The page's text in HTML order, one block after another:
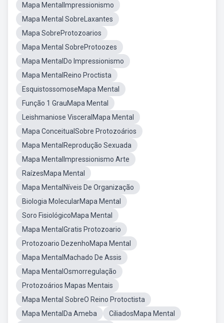
Mapa MentalImpressionismo
Mapa Mental SobreLaxantes
Mapa SobreProtozoarios
Mapa Mental SobreProtoozes
Mapa MentalDo Impressionismo
Mapa MentalReino Proctista
EsquistossomoseMapa Mental
Função 1 GrauMapa Mental
Leishmaniose VisceralMapa Mental
Mapa ConceitualSobre Protozoários
Mapa MentalReprodução Sexuada
Mapa MentalImpressionismo Arte
RaízesMapa Mental
Mapa MentalNíveis De Organização
Biologia MolecularMapa Mental
Soro FisiológicoMapa Mental
Mapa MentalGratis Protozoario
Protozoario DezenhoMapa Mental
Mapa MentalMachado De Assis
Mapa MentalOsmorregulação
Protozoários Mapas Mentais
Mapa Mental SobreO Reino Protoctista
Mapa MentalDa Ameba
CiliadosMapa Mental